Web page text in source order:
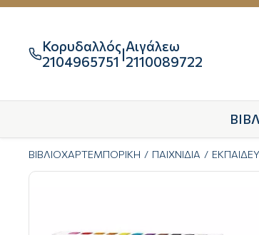
Κορυδαλλός
2104965751 |Αιγάλεω
2110089722
ΒΙΒΛΙΟΧΑΡΤΕΜΠΟΡΙΚΗ ΠΑΙΧΝΙΔΙΑ